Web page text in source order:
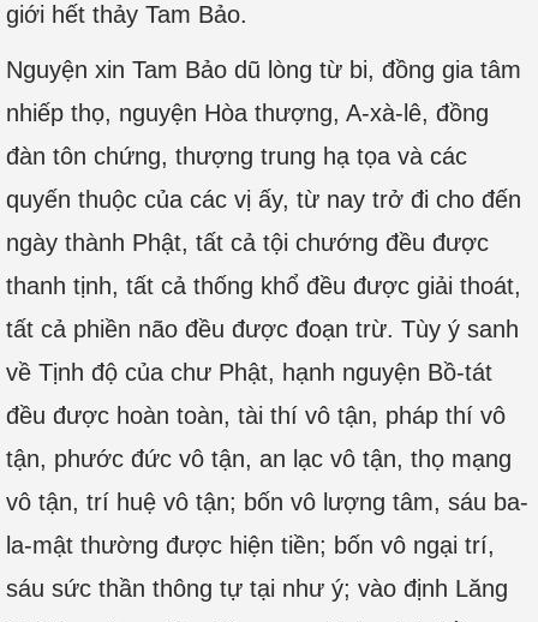
giới hết thảy Tam Bảo.
Nguyện xin Tam Bảo dũ lòng từ bi, đồng gia tâm
nhiếp thọ, nguyện Hòa thượng, A-xà-lê, đồng
đàn tôn chứng, thượng trung hạ tọa và các
quyến thuộc của các vị ấy, từ nay trở đi cho đến
ngày thành Phật, tất cả tội chướng đều được
thanh tịnh, tất cả thống khổ đều được giải thoát,
tất cả phiền não đều được đoạn trừ. Tùy ý sanh
về Tịnh độ của chư Phật, hạnh nguyện Bồ-tát
đều được hoàn toàn, tài thí vô tận, pháp thí vô
tận, phước đức vô tận, an lạc vô tận, thọ mạng
vô tận, trí huệ vô tận; bốn vô lượng tâm, sáu ba-
la-mật thường được hiện tiền; bốn vô ngại trí,
sáu sức thần thông tự tại như ý; vào định Lăng